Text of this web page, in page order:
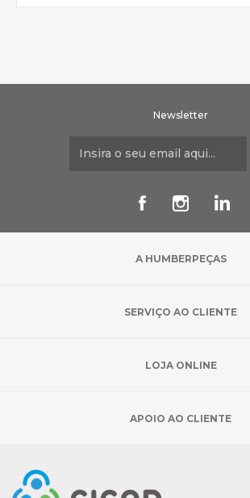
Newsletter
A HUMBERPEÇAS
SERVIÇO AO CLIENTE
LOJA ONLINE
APOIO AO CLIENTE